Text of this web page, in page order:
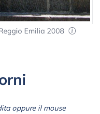
Emilia 2008
oppure il mouse